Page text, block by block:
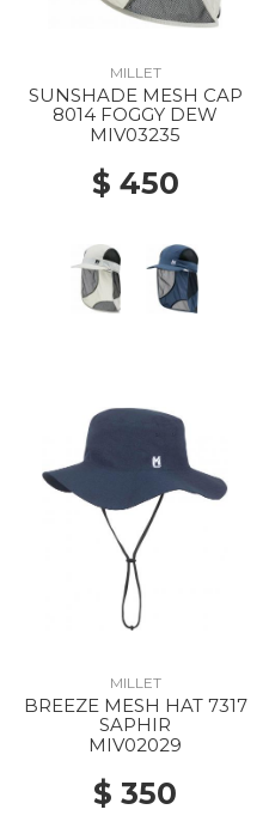
MILLET
SUNSHADE MESH CAP
8014 FOGGY DEW
MIV03235
$ 450
MILLET
BREEZE MESH HAT 7317
SAPHIR
MIV02029
$ 350